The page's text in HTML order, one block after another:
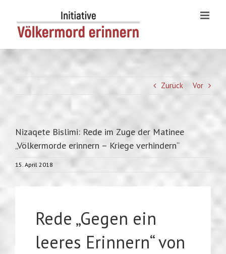
content
Zurück Vor
Nizaqete Bislimi: Rede im Zuge der Matinee
„Völkermorde erinnern – Kriege verhindern“
15. April 2018
Rede „Gegen ein
leeres Erinnern“ von